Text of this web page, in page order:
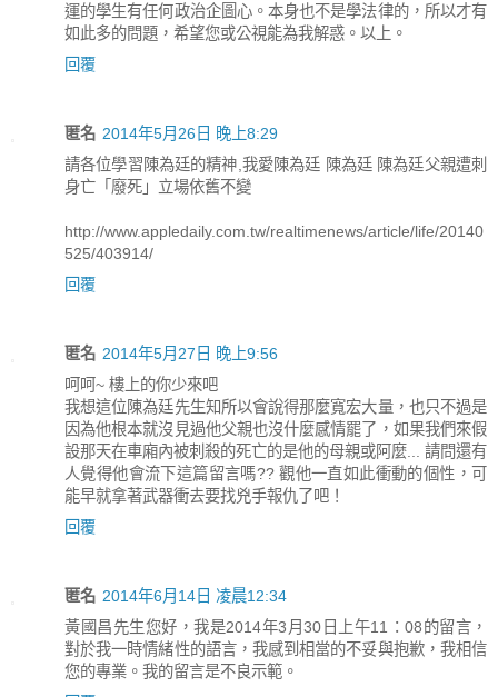
運的學生有任何政治企圖心。本身也不是學法律的，所以才有
如此多的問題，希望您或公視能為我解惑。以上。
回覆
匿名 2014年5月26日 晚上8:29
請各位學習陳為廷的精神,我愛陳為廷 陳為廷 陳為廷父親遭刺
身亡「廢死」立場依舊不變
http://www.appledaily.com.tw/realtimenews/article/life/20140
525/403914/
回覆
匿名 2014年5月27日 晚上9:56
呵呵~ 樓上的你少來吧
我想這位陳為廷先生知所以會說得那麼寬宏大量，也只不過是
因為他根本就沒見過他父親也沒什麼感情罷了，如果我們來假
設那天在車廂內被刺殺的死亡的是他的母親或阿麼... 請問還有
人覺得他會流下這篇留言嗎?? 觀他一直如此衝動的個性，可
能早就拿著武器衝去要找兇手報仇了吧！
回覆
匿名 2014年6月14日 凌晨12:34
黃國昌先生您好，我是2014年3月30日上午11：08的留言，
對於我一時情緒性的語言，我感到相當的不妥與抱歉，我相信
您的專業。我的留言是不良示範。